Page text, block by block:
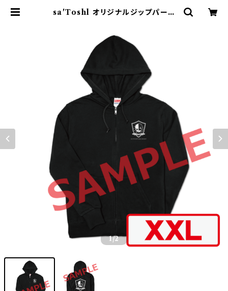
sa'Toshl オリジナルジップパーカ
1/2